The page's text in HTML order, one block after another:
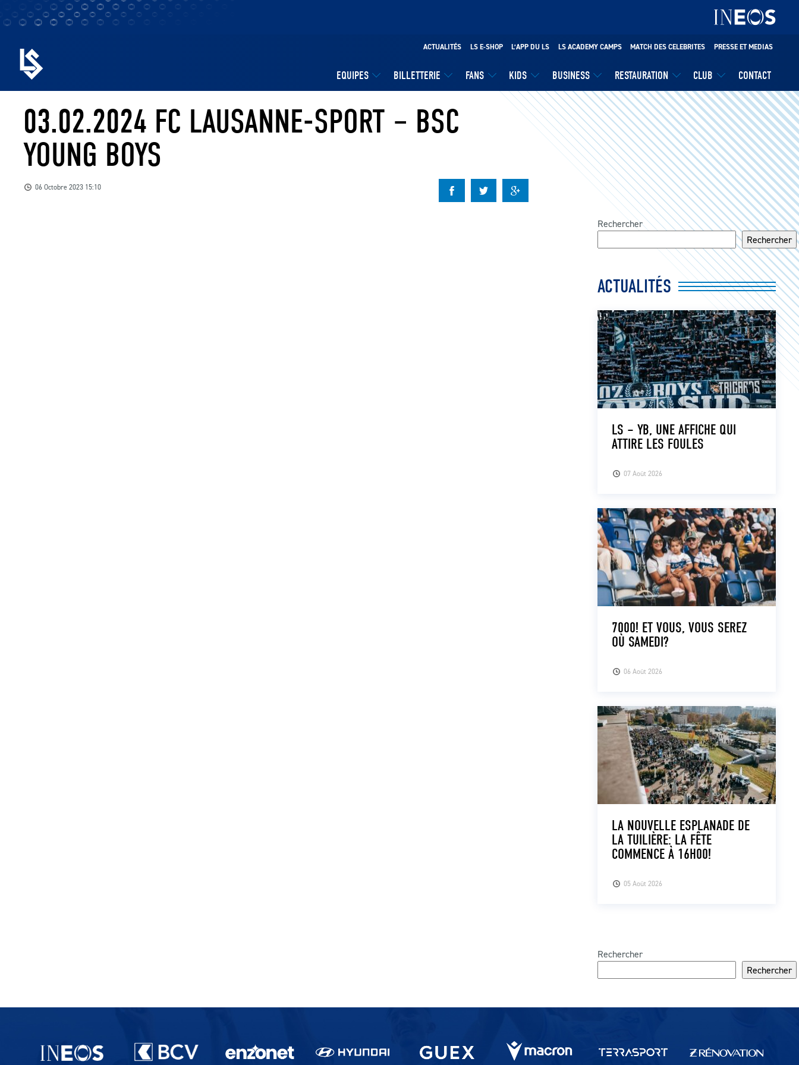
EQUIPES BILLETTERIE FANS KIDS BUSINESS RESTAURATION CLUB CONTACT
ACTUALITÉS LS E-SHOP L’APP DU LS LS ACADEMY CAMPS MATCH DES CELEBRITES PRESSE ET MEDIAS
03.02.2024 FC LAUSANNE-SPORT – BSC
YOUNG BOYS
06 Octobre 2023 15:10
Rechercher
Rechercher
ACTUALITÉS
07 Août 2026
LS – YB, UNE AFFICHE QUI
ATTIRE LES FOULES
06 Août 2026
7000! ET VOUS, VOUS SEREZ
OÙ SAMEDI?
05 Août 2026
LA NOUVELLE ESPLANADE DE
LA TUILIÈRE: LA FÊTE
COMMENCE À 16H00!
Rechercher
Rechercher
Partenaires du lausanne-Sport